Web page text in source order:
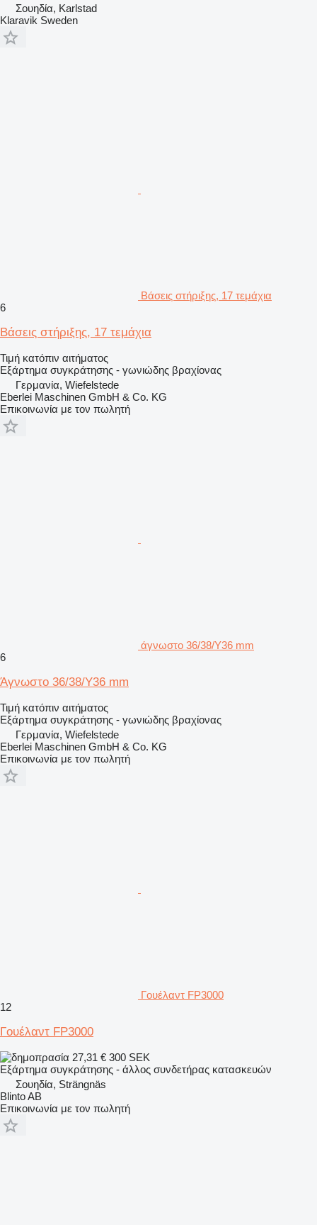
Σουηδία, Karlstad
Klaravik Sweden
Βάσεις στήριξης, 17 τεμάχια
6
Βάσεις στήριξης, 17 τεμάχια
Τιμή κατόπιν αιτήματος
Εξάρτημα συγκράτησης - γωνιώδης βραχίονας
Γερμανία, Wiefelstede
Eberlei Maschinen GmbH & Co. KG
Επικοινωνία με τον πωλητή
άγνωστο 36/38/Υ36 mm
6
Άγνωστο 36/38/Υ36 mm
Τιμή κατόπιν αιτήματος
Εξάρτημα συγκράτησης - γωνιώδης βραχίονας
Γερμανία, Wiefelstede
Eberlei Maschinen GmbH & Co. KG
Επικοινωνία με τον πωλητή
Γουέλαντ FP3000
12
Γουέλαντ FP3000
27,31 € 300 SEK
Εξάρτημα συγκράτησης - άλλος συνδετήρας κατασκευών
Σουηδία, Strängnäs
Blinto AB
Επικοινωνία με τον πωλητή